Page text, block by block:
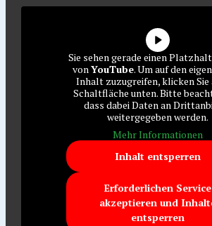
Sie sehen gerade einen
vonYouTube. Um auf den
Inhalt zuzugreifen, klicken Sie
Schaltfläche unten. Bitte
dass dabei Daten an
weitergegeben werden.
Mehr Informationen
Inhalt entsperren
Erforderlichen Service
akzeptieren und
entsperren